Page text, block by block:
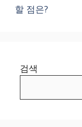
할 점은?
검색